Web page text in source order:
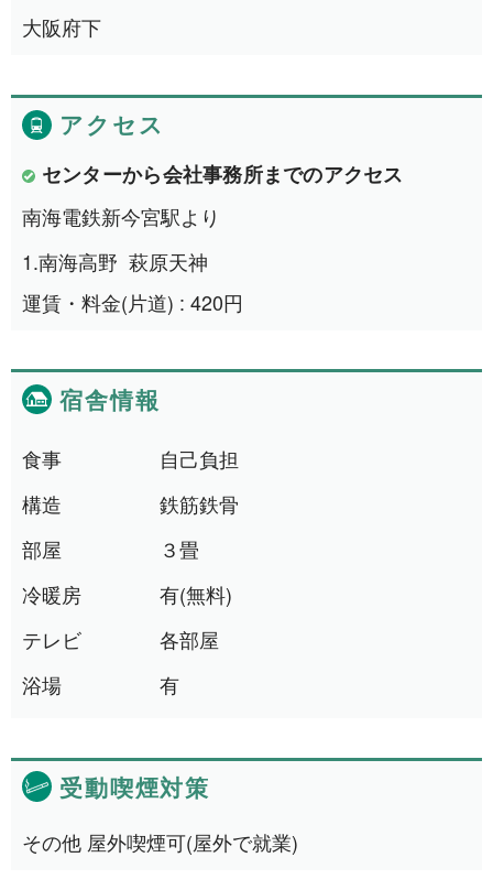
事業者一覧
利用規約
プライバシーポリシー
お問い合わせ
大阪府下
アクセス
センターから会社事務所までのアクセス
南海電鉄新今宮駅より
1.南海高野 萩原天神
運賃・料金(片道) : 420円
宿舎情報
食事
自己負担
構造
鉄筋鉄骨
部屋
３畳
冷暖房
有(無料)
テレビ
各部屋
浴場
有
受動喫煙対策
その他 屋外喫煙可(屋外で就業)